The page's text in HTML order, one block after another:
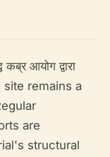
आयोग द्वारा
site remains a
are
structural